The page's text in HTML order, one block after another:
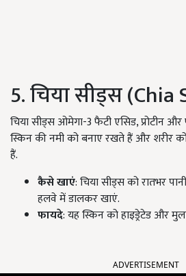
5. चिया सीड्स (Chia
चिया सीड्स ओमेगा-3 फैटी एसिड, प्रोटीन
स्किन की नमी को बनाए रखते हैं और शरीर
हैं.
कैसे खाएं: चिया सीड्स को रातभर
हलवे में डालकर खाएं.
फायदे: यह स्किन को हाइड्रेटेड और
ADVERTISEMENT